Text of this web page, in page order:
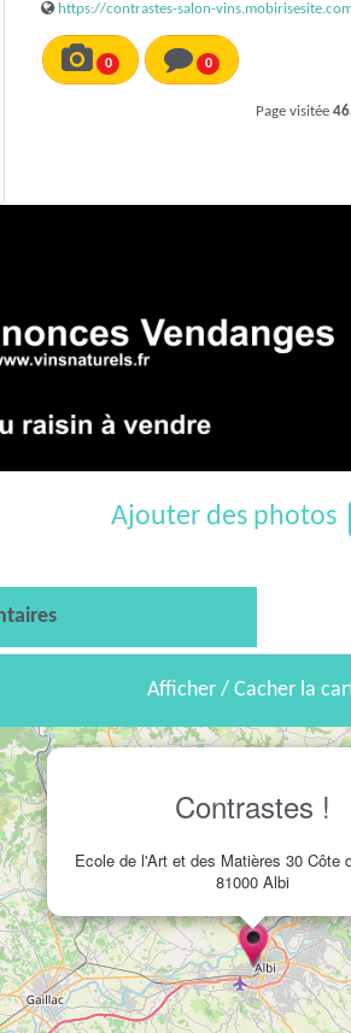
https://contrastes-salon-
0 0
Page visitée
Ajouter des photos
Afficher / Cacher la
Contrastes !
Ecole de l'Art et des Matières 30 Côte
81000 Albi